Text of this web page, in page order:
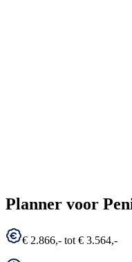
Planner voor
€ 2.866,- tot € 3.564,-